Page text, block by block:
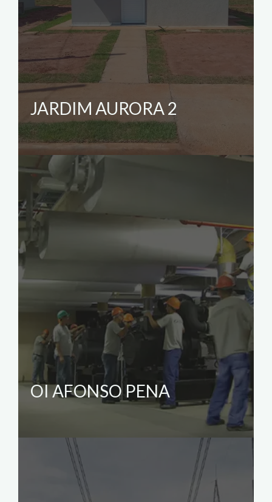
JARDIM AURORA 2
OI AFONSO PENA